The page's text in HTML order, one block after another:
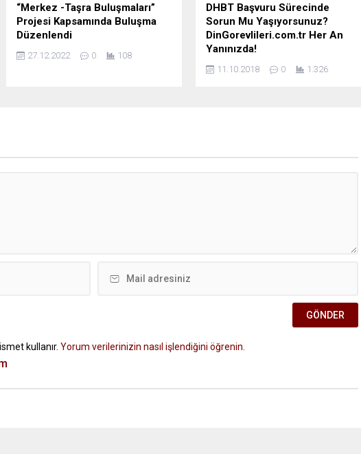
“Merkez -Taşra Buluşmaları”
Projesi Kapsamında Buluşma
Düzenlendi
27.12.2022 0 108
DHBT Başvuru Sürecinde
Sorun Mu Yaşıyorsunuz?
DinGorevlileri.com.tr Her An
Yanınızda!
11.10.2018 0 1.326
kullanır. Yorum verilerinizin nasıl işlendiğini öğrenin.